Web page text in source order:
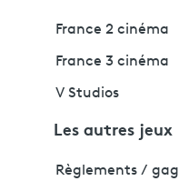
France 2 cinéma
France 3 cinéma
V Studios
Les autres jeux
Règlements /